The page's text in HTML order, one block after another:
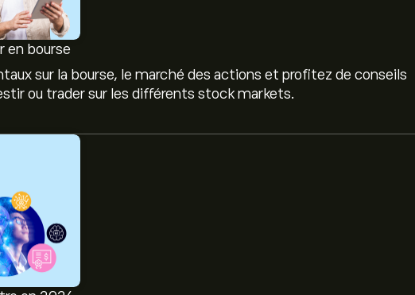
en bourse
sur la bourse, le marché des actions et profitez de conseils
ou trader sur les différents stock markets.
AFL est de 124.14‎$‎.
l'action Aflac Inc est de 124.14‎$‎.
des analystes et les prix cibles.